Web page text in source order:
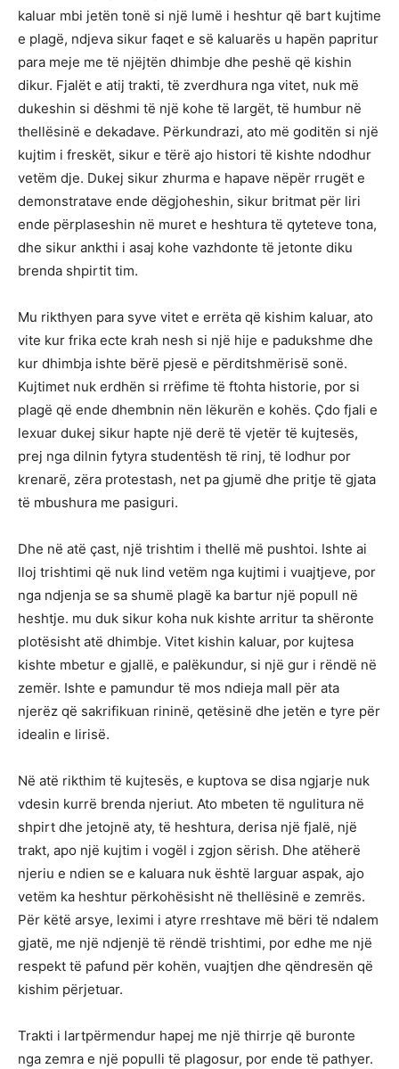
kaluar mbi jetën tonë si një lumë i heshtur që bart kujtime
e plagë, ndjeva sikur faqet e së kaluarës u hapën papritur
para meje me të njëjtën dhimbje dhe peshë që kishin
dikur. Fjalët e atij trakti, të zverdhura nga vitet, nuk më
dukeshin si dëshmi të një kohe të largët, të humbur në
thellësinë e dekadave. Përkundrazi, ato më goditën si një
kujtim i freskët, sikur e tërë ajo histori të kishte ndodhur
vetëm dje. Dukej sikur zhurma e hapave nëpër rrugët e
demonstratave ende dëgjoheshin, sikur britmat për liri
ende përplaseshin në muret e heshtura të qyteteve tona,
dhe sikur ankthi i asaj kohe vazhdonte të jetonte diku
brenda shpirtit tim.
Mu rikthyen para syve vitet e errëta që kishim kaluar, ato
vite kur frika ecte krah nesh si një hije e padukshme dhe
kur dhimbja ishte bërë pjesë e përditshmërisë sonë.
Kujtimet nuk erdhën si rrëfime të ftohta historie, por si
plagë që ende dhembnin nën lëkurën e kohës. Çdo fjali e
lexuar dukej sikur hapte një derë të vjetër të kujtesës,
prej nga dilnin fytyra studentësh të rinj, të lodhur por
krenarë, zëra protestash, net pa gjumë dhe pritje të gjata
të mbushura me pasiguri.
Dhe në atë çast, një trishtim i thellë më pushtoi. Ishte ai
lloj trishtimi që nuk lind vetëm nga kujtimi i vuajtjeve, por
nga ndjenja se sa shumë plagë ka bartur një popull në
heshtje. mu duk sikur koha nuk kishte arritur ta shëronte
plotësisht atë dhimbje. Vitet kishin kaluar, por kujtesa
kishte mbetur e gjallë, e palëkundur, si një gur i rëndë në
zemër. Ishte e pamundur të mos ndieja mall për ata
njerëz që sakrifikuan rininë, qetësinë dhe jetën e tyre për
idealin e lirisë.
Në atë rikthim të kujtesës, e kuptova se disa ngjarje nuk
vdesin kurrë brenda njeriut. Ato mbeten të ngulitura në
shpirt dhe jetojnë aty, të heshtura, derisa një fjalë, një
trakt, apo një kujtim i vogël i zgjon sërish. Dhe atëherë
njeriu e ndien se e kaluara nuk është larguar aspak, ajo
vetëm ka heshtur përkohësisht në thellësinë e zemrës.
Për këtë arsye, leximi i atyre rreshtave më bëri të ndalem
gjatë, me një ndjenjë të rëndë trishtimi, por edhe me një
respekt të pafund për kohën, vuajtjen dhe qëndresën që
kishim përjetuar.
Trakti i lartpërmendur hapej me një thirrje që buronte
nga zemra e një populli të plagosur, por ende të pathyer.